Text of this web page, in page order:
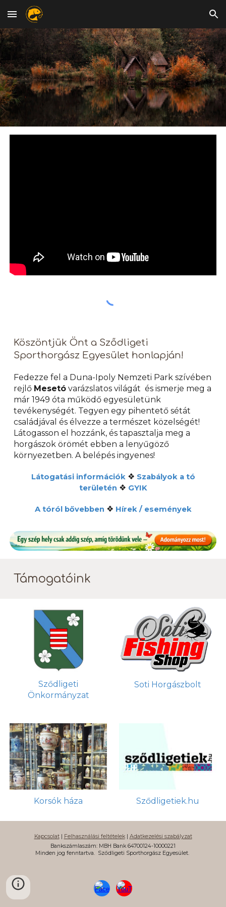
Skip to main content Skip to navigation
Köszöntjük Önt a Sződligeti
Sporthorgász Egyesület honlapján!
Fedezze fel a Duna-Ipoly Nemzeti Park szívében
rejlő Mesetó varázslatos világát és ismerje meg a
már 1949 óta működő egyesületünk
tevékenységét. Tegyen egy pihentető sétát
családjával és élvezze a természet közelségét!
Látogasson el hozzánk, és tapasztalja meg a
horgászok örömét ebben a lenyűgöző
környezetben. A belépés ingyenes!
Látogatási információk ❖ Szabályok a tó
területén ❖ GYIK
A tóról bővebben ❖ Hírek / események
Támogatóink
Sződligeti
Önkormányzat
Soti Horgászbolt
Korsók háza Sződligetiek.hu
Kapcsolat| Felhasználási feltételek| Adatkezelési szabályzat
Bankszámlaszám: MBH Bank 64700124-10000221
Minden jog fenntartva. Sződligeti Sporthorgász Egyesület.